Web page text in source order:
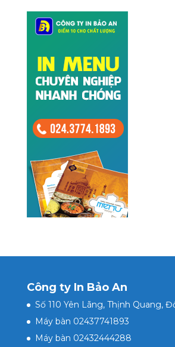
Công ty In Bảo An
Số 110 Yên Lãng, Thịnh Quang,
Máy bàn 02437741893
Máy bàn 02432444288